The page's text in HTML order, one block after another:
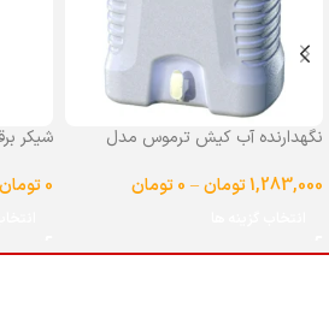
نگهدارنده آب کیش ترموس مدل
1,283,000تومان–
0تومان
0تومان